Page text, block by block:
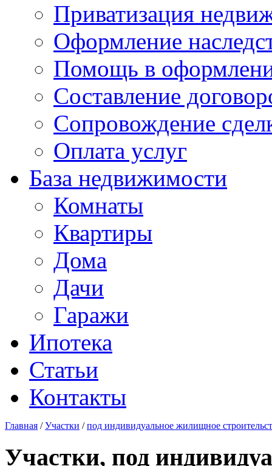
Приватизация
Оформление
Помощь в
Составление
Сопровождение
Оплата услуг
База недвижимости
Комнаты
Квартиры
Дома
Дачи
Гаражи
Ипотека
Статьи
Контакты
Главная /Участки /под индивидуальное жилищное
Участки, под